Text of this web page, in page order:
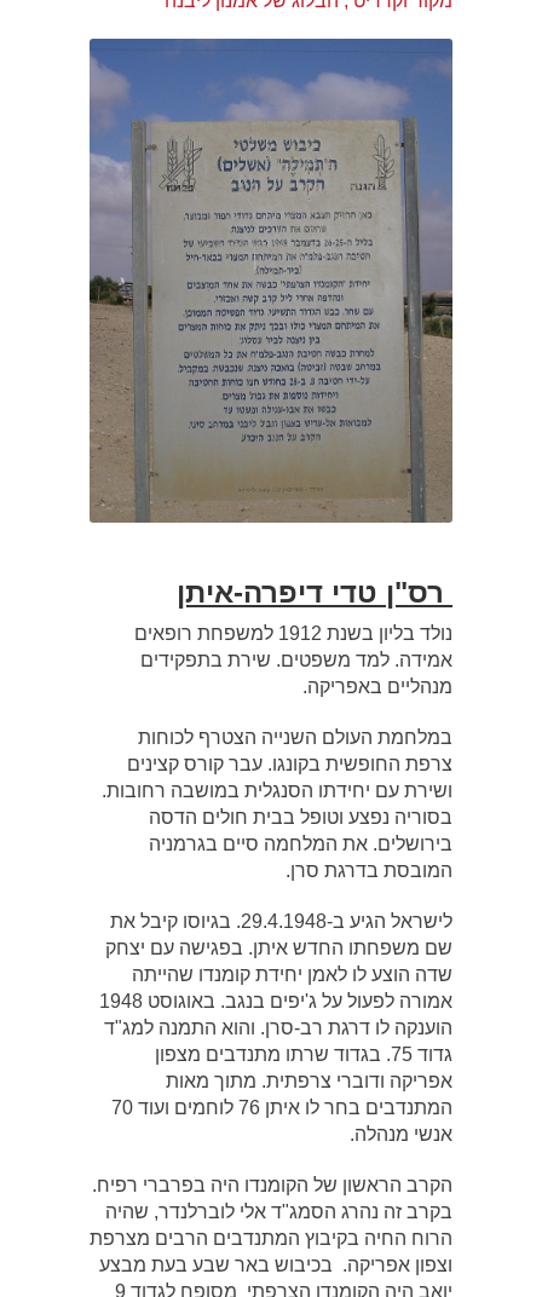
רס"ן טדי דיפרה-איתן
נולד בליון בשנת 1912 למשפחת רופאים
אמידה. למד משפטים. שירת בתפקידים
מנהליים באפריקה.
במלחמת העולם השנייה הצטרף לכוחות
צרפת החופשית בקונגו. עבר קורס קצינים
ושירת עם יחידתו הסנגלית במושבה רחובות.
בסוריה נפצע וטופל בבית חולים הדסה
בירושלים. את המלחמה סיים בגרמניה
המובסת בדרגת סרן.
לישראל הגיע ב-29.4.1948. בגיוסו קיבל את
שם משפחתו החדש איתן. בפגישה עם יצחק
שדה הוצע לו לאמן יחידת קומנדו שהייתה
אמורה לפעול על ג'יפים בנגב. באוגוסט 1948
הוענקה לו דרגת רב-סרן. והוא התמנה למג"ד
גדוד 75. בגדוד שרתו מתנדבים מצפון
אפריקה ודוברי צרפתית. מתוך מאות
המתנדבים בחר לו איתן 76 לוחמים ועוד 70
אנשי מנהלה.
הקרב הראשון של הקומנדו היה בפרברי רפיח.
בקרב זה נהרג הסמג"ד אלי לוברלנדר, שהיה
הרוח החיה בקיבוץ המתנדבים הרבים מצרפת
וצפון אפריקה. בכיבוש באר שבע בעת מבצע
יואב היה הקומנדו הצרפתי מסופח לגדוד 9